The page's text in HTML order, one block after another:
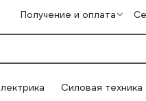
Получение и оплата
Силовая техника